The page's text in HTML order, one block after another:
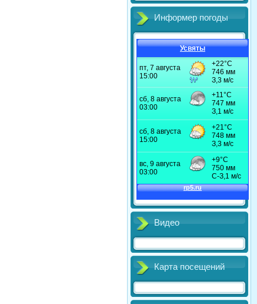
Информер погоды
Усвяты
Видео
Карта посещений